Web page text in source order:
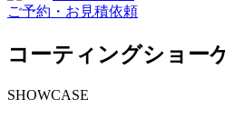
ご予約・お見積依頼
コーティングショー
SHOWCASE